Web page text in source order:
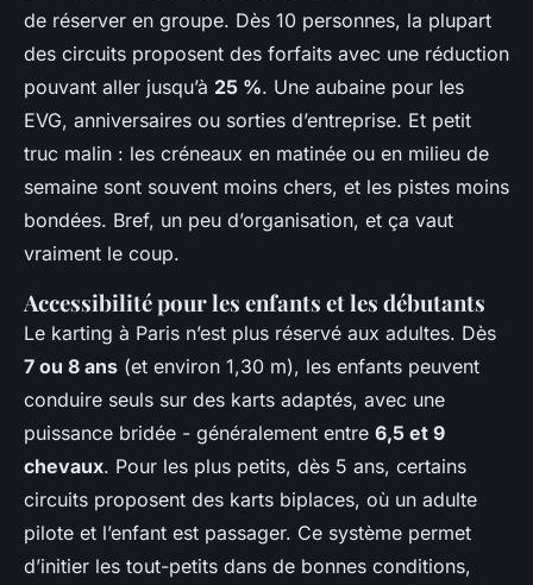
de réserver en groupe. Dès 10 personnes, la plupart
des circuits proposent des forfaits avec une réduction
pouvant aller jusqu’à 25 %. Une aubaine pour les
EVG, anniversaires ou sorties d’entreprise. Et petit
truc malin : les créneaux en matinée ou en milieu de
semaine sont souvent moins chers, et les pistes moins
bondées. Bref, un peu d’organisation, et ça vaut
vraiment le coup.
Accessibilité pour les enfants et les débutants
Le karting à Paris n’est plus réservé aux adultes. Dès
7 ou 8 ans (et environ 1,30 m), les enfants peuvent
conduire seuls sur des karts adaptés, avec une
puissance bridée - généralement entre 6,5 et 9
chevaux. Pour les plus petits, dès 5 ans, certains
circuits proposent des karts biplaces, où un adulte
pilote et l’enfant est passager. Ce système permet
d’initier les tout-petits dans de bonnes conditions,